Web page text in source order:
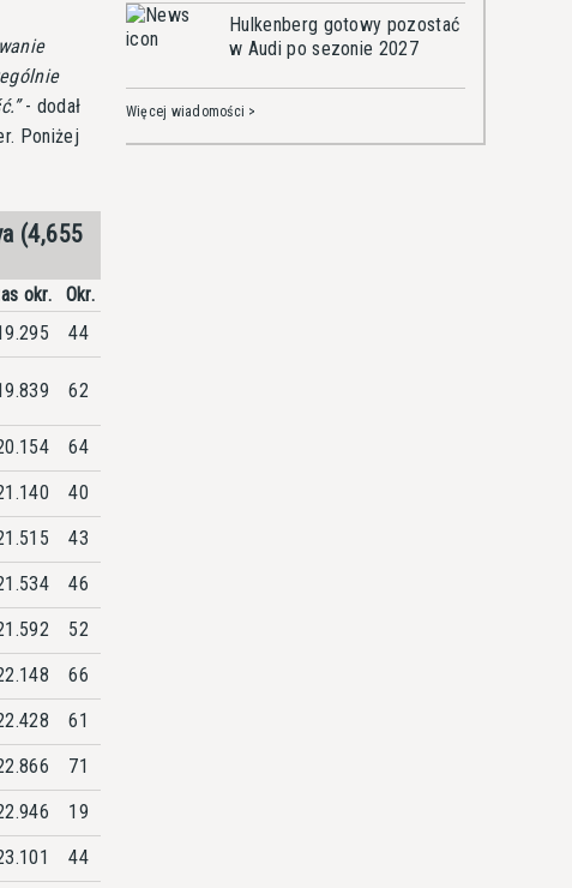
- dodał
Poniżej
(4,655
okr.
Okr.
44
62
64
40
43
46
52
66
61
71
19
44
Hulkenberg gotowy pozostać
w Audi po sezonie 2027
Więcej wiadomości >